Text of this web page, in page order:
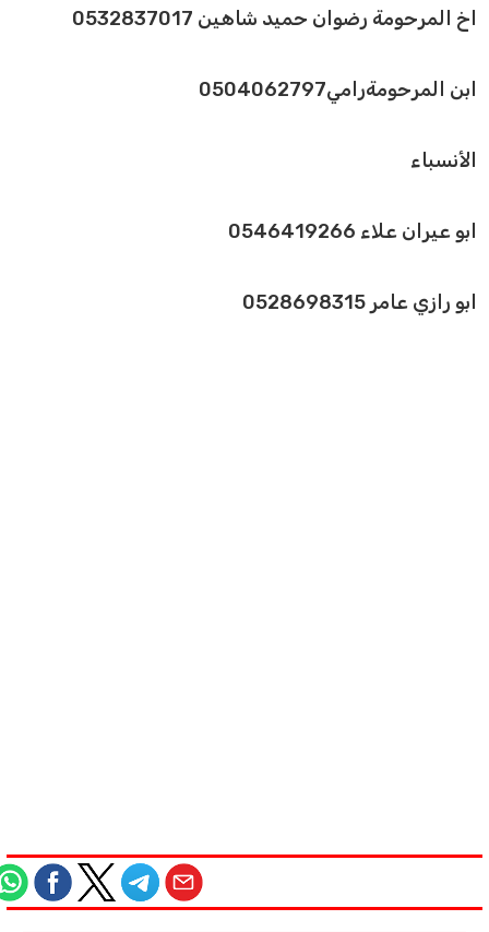
اخ المرحومة رضوان حميد شاهين 0532837017
ابن المرحومةرامي0504062797
الأنسباء
ابو عيران علاء 0546419266
ابو رازي عامر 0528698315